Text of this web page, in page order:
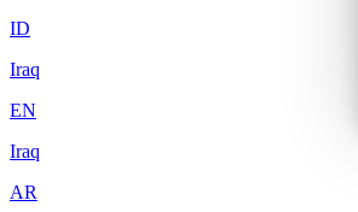
ID
Iraq
EN
Iraq
AR